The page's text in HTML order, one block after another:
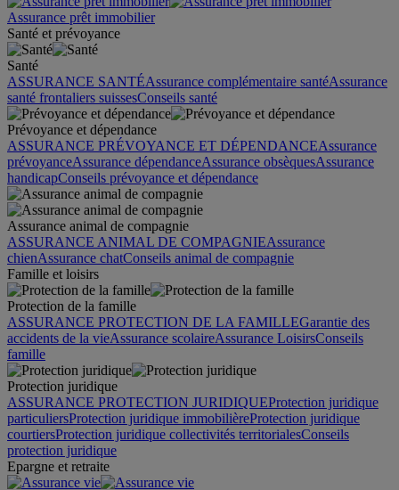
Assurance prêt immobilier
Santé et prévoyance
Santé
ASSURANCE SANTÉAssurance complémentaire santéAssurance
santé frontaliers suissesConseils santé
Prévoyance et dépendance
ASSURANCE PRÉVOYANCE ET DÉPENDANCEAssurance
prévoyanceAssurance dépendanceAssurance obsèquesAssurance
handicapConseils prévoyance et dépendance
Assurance animal de compagnie
ASSURANCE ANIMAL DE COMPAGNIEAssurance
chienAssurance chatConseils animal de compagnie
Famille et loisirs
Protection de la famille
ASSURANCE PROTECTION DE LA FAMILLEGarantie des
accidents de la vieAssurance scolaireAssurance LoisirsConseils
famille
Protection juridique
ASSURANCE PROTECTION JURIDIQUEProtection juridique
particuliersProtection juridique immobilièreProtection juridique
courtiersProtection juridique collectivités territorialesConseils
protection juridique
Epargne et retraite